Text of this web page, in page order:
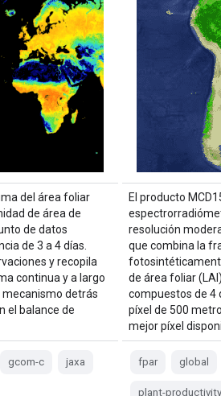
del área foliar
de área de
de datos
de 3 a 4 días.
y recopila
continua y a largo
detrás
el balance de
gcom-c jaxa
El producto
resolución
que combina la
de área foliar
compuestos de 4
píxel de 500
mejor píxel
fpar global
plant-productivity